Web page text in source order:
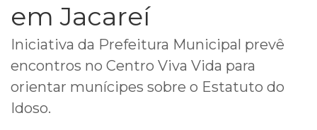
em Jacareí
Iniciativa da Prefeitura Municipal prevê
encontros no Centro Viva Vida para
orientar munícipes sobre o Estatuto do
Idoso.